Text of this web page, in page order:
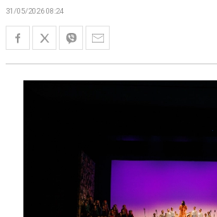
31/05/2026 08:24